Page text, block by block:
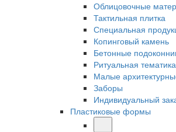
Облицовочные
Тактильная плитка
Специальная
Копинговый камень
Бетонные
Ритуальная тематика
Малые
Заборы
Индивидуальный
Пластиковые формы